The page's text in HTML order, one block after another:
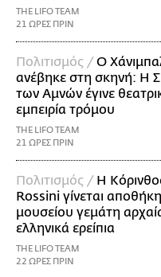
THE LIFO TEAM
21 ΩΡΕΣ ΠΡΙΝ
Πολιτισμός / Ο
ανέβηκε στη σκηνή: Η
των Αμνών έγινε
εμπειρία τρόμου
THE LIFO TEAM
21 ΩΡΕΣ ΠΡΙΝ
Πολιτισμός / Η
Rossini γίνεται αποθήκη
μουσείου γεμάτη
ελληνικά ερείπια
THE LIFO TEAM
22 ΩΡΕΣ ΠΡΙΝ